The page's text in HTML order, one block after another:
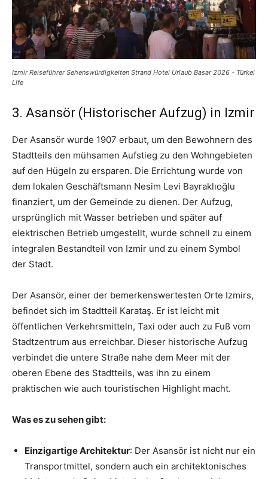
Izmir Reiseführer Sehenswürdigkeiten Strand Hotel Urlaub Basar 2026 - Türkei
Life
3. Asansör (Historischer Aufzug) in Izmir
Der Asansör wurde 1907 erbaut, um den Bewohnern des
Stadtteils den mühsamen Aufstieg zu den Wohngebieten
auf den Hügeln zu ersparen. Die Errichtung wurde von
dem lokalen Geschäftsmann Nesim Levi Bayraklıoğlu
finanziert, um der Gemeinde zu dienen. Der Aufzug,
ursprünglich mit Wasser betrieben und später auf
elektrischen Betrieb umgestellt, wurde schnell zu einem
integralen Bestandteil von Izmir und zu einem Symbol
der Stadt.
Der Asansör, einer der bemerkenswertesten Orte Izmirs,
befindet sich im Stadtteil Karataş. Er ist leicht mit
öffentlichen Verkehrsmitteln, Taxi oder auch zu Fuß vom
Stadtzentrum aus erreichbar. Dieser historische Aufzug
verbindet die untere Straße nahe dem Meer mit der
oberen Ebene des Stadtteils, was ihn zu einem
praktischen wie auch touristischen Highlight macht.
Was es zu sehen gibt:
Einzigartige Architektur: Der Asansör ist nicht nur ein
Transportmittel, sondern auch ein architektonisches